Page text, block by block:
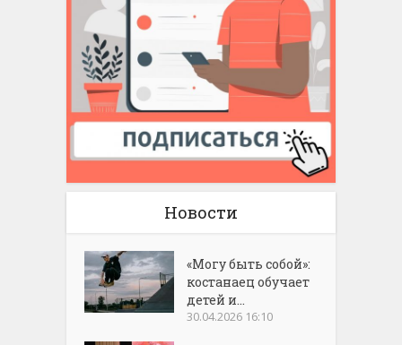
Новости
«Могу быть собой»:
костанаец обучает
детей и...
30.04.2026 16:10